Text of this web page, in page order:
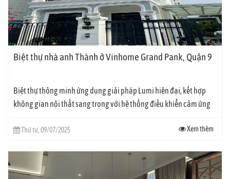
tính năng mới để phục vụ cuộc sống của gia đình mình. Chính vì vậy,
anh đã quyết định đầu tư gói giải pháp nhà thông minh Elite cho
toàn bộ hệ thống đèn chiếu sáng, đèn cầu thang, điều hòa, bình nóng
lạnh, rèm cửa… Với gói giải pháp này, gia chủ có thể dễ dàng giám
trên phần mềm Lumi Home cài đặt trên điện thoại của mình.
quy hoạch hợp lý và thiết kế phù hợp với văn hóa Á Đông, một dấu ấn
đặc biệt trong sự phát triển hạ tầng đô thị của thành phố Thái Bình.
Biệt thự nhà anh Thành ở Vinhome Grand Pank, Quận 9
Biệt thự thông minh ứng dụng giải pháp Lumi hiện đại, kết hợp
không gian nội thất sang trọng với hệ thống điều khiển cảm ứng
Thứ tư, 09/07/2025 Xem thêm